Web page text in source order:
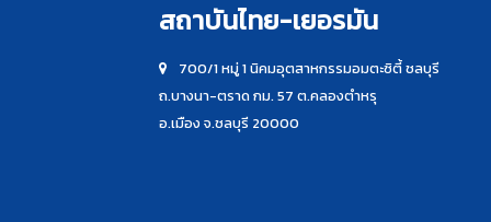
สถาบันไทย-เยอรมัน
700/1 หมู่ 1 นิคมอุตสาหกรรมอมตะซิตี้ ชลบุรี
ถ.บางนา-ตราด กม. 57 ต.คลองตำหรุ
อ.เมือง จ.ชลบุรี 20000